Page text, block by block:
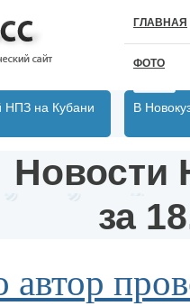
ГЛАВНАЯ
ФОТО
НПЗ на Кубани В
Новости
за
автор